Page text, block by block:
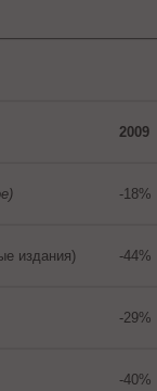
2009
-18%
издания) -44%
-29%
-40%